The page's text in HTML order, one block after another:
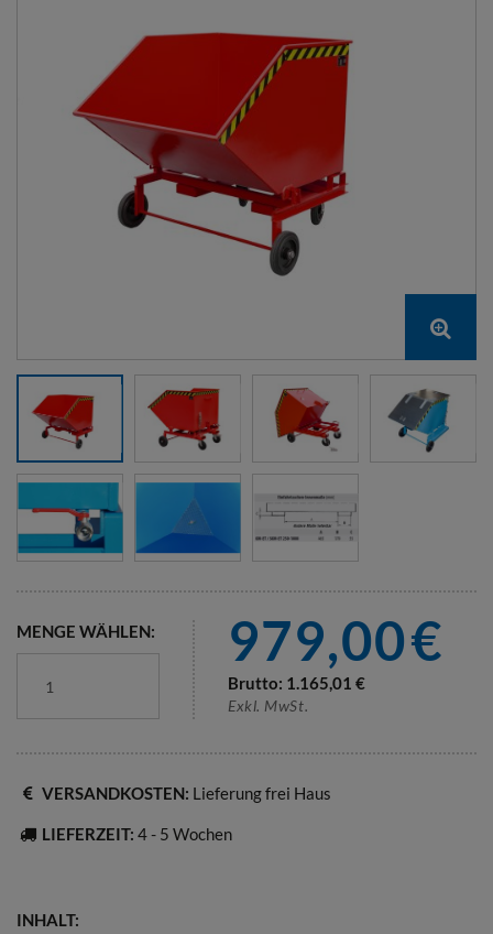
MENGE WÄHLEN: 979,00€
Brutto: 1.165,01 €
Exkl. MwSt.
VERSANDKOSTEN: Lieferung frei Haus
LIEFERZEIT: 4 - 5 Wochen
INHALT: